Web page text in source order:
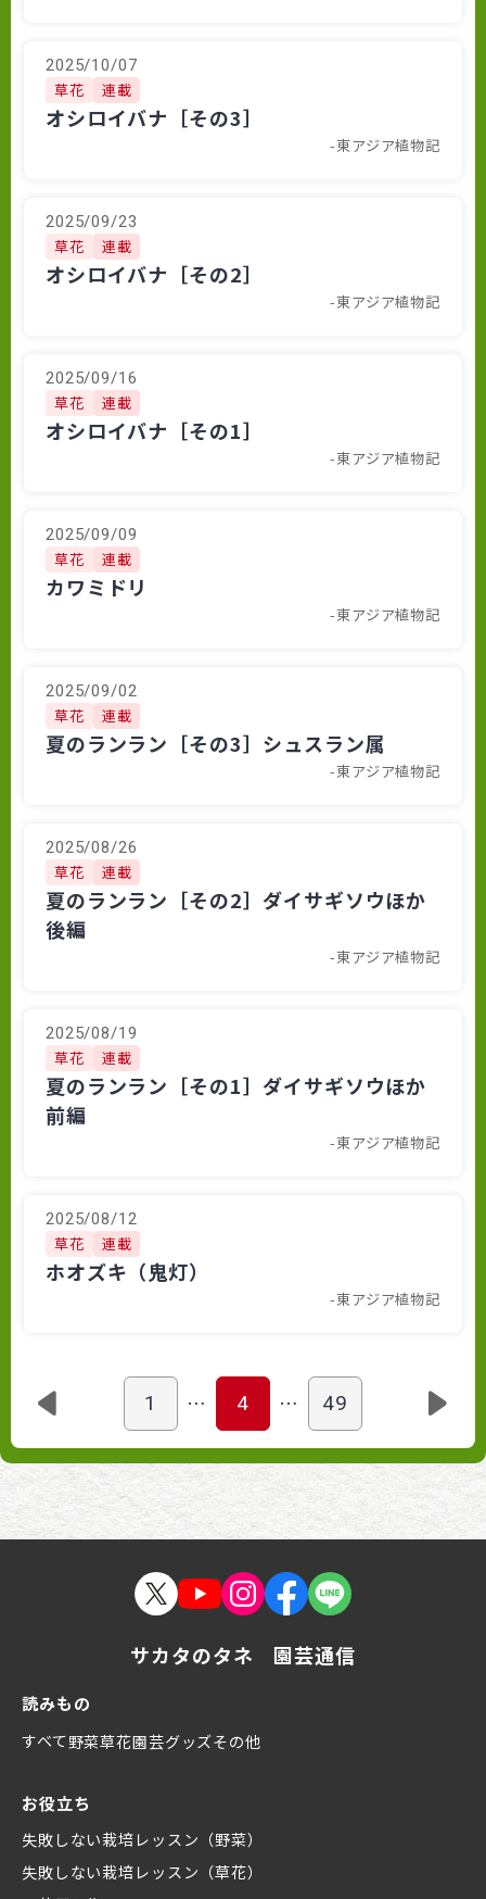
2025/10/07
草花 連載
オシロイバナ［その3］
-東アジア植物記
2025/09/23
草花 連載
オシロイバナ［その2］
-東アジア植物記
2025/09/16
草花 連載
オシロイバナ［その1］
-東アジア植物記
2025/09/09
草花 連載
カワミドリ
-東アジア植物記
2025/09/02
草花 連載
夏のランラン［その3］シュスラン属
-東アジア植物記
2025/08/26
草花 連載
夏のランラン［その2］ダイサギソウほか
後編
-東アジア植物記
2025/08/19
草花 連載
夏のランラン［その1］ダイサギソウほか
前編
-東アジア植物記
2025/08/12
草花 連載
ホオズキ（鬼灯）
-東アジア植物記
1 … 4 … 49
サカタのタネ 園芸通信
読みもの
すべて野菜草花園芸グッズその他
お役立ち
失敗しない栽培レッスン（野菜）
失敗しない栽培レッスン（草花）